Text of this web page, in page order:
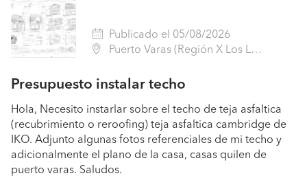
Publicado el 05/08/2026
Puerto Varas (Región X Los Lagos - Llanquihue)
Presupuesto instalar techo
Hola, Necesito instarlar sobre el techo de teja asfaltica
(recubrimiento o reroofing) teja asfaltica cambridge de
IKO. Adjunto algunas fotos referenciales de mi techo y
adicionalmente el plano de la casa, casas quilen de
puerto varas. Saludos.